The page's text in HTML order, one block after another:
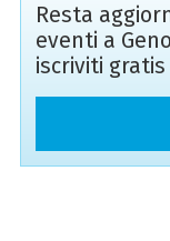
Resta
eventi a
iscriviti